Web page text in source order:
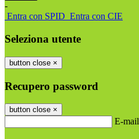
-
Entra con SPID Entra con CIE
Seleziona utente
button close ×
Recupero password
button close ×
E-mail